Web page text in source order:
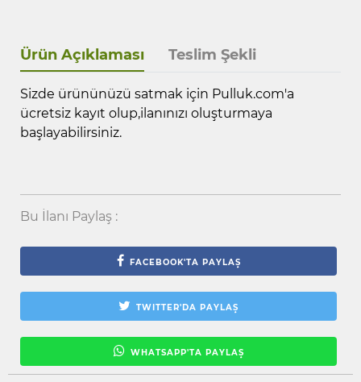
Ürün Açıklaması Teslim Şekli
Sizde ürününüzü satmak için Pulluk.com'a
ücretsiz kayıt olup,ilanınızı oluşturmaya
başlayabilirsiniz.
Bu İlanı Paylaş :
FACEBOOK'TA PAYLAŞ
TWITTER'DA PAYLAŞ
WHATSAPP'TA PAYLAŞ